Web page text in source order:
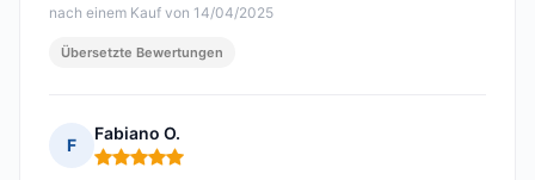
nach einem Kauf von 14/04/2025
Übersetzte Bewertungen
F
Fabiano O.
Hinweis: 5 von 5